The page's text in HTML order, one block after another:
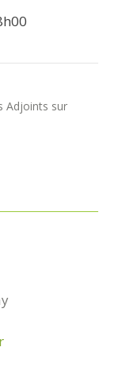
Adjoints sur